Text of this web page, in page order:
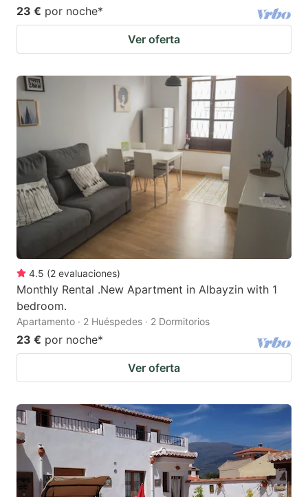
23 € por noche*
Ver oferta
4.5 (2 evaluaciones)
Monthly Rental .New Apartment in Albayzin with 1
bedroom.
Apartamento · 2 Huéspedes · 2 Dormitorios
23 € por noche*
Ver oferta